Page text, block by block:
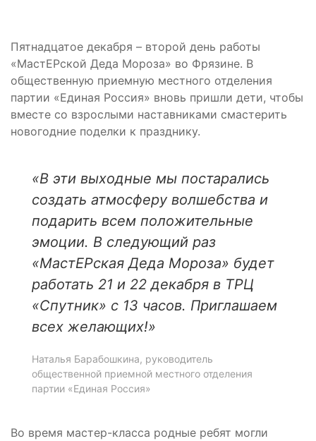
Пятнадцатое декабря – второй день работы
«МастЕРской Деда Мороза» во Фрязине. В
общественную приемную местного отделения
партии «Единая Россия» вновь пришли дети, чтобы
вместе со взрослыми наставниками смастерить
новогодние поделки к празднику.
«В эти выходные мы постарались
создать атмосферу волшебства и
подарить всем положительные
эмоции. В следующий раз
«МастЕРская Деда Мороза» будет
работать 21 и 22 декабря в ТРЦ
«Спутник» с 13 часов. Приглашаем
всех желающих!»
Наталья Барабошкина, руководитель
общественной приемной местного отделения
партии «Единая Россия»
Во время мастер-класса родные ребят могли